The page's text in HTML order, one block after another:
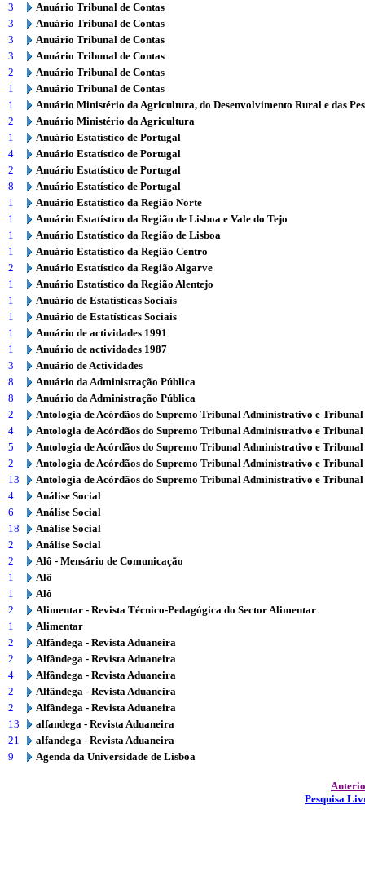
3
Anuário Tribunal de Contas
3
Anuário Tribunal de Contas
3
Anuário Tribunal de Contas
3
Anuário Tribunal de Contas
2
Anuário Tribunal de Contas
1
Anuário Tribunal de Contas
1
Anuário Ministério da Agricultura, do Desenvolvimento Rural e das
2
Anuário Ministério da Agricultura
1
Anuário Estatístico de Portugal
4
Anuário Estatístico de Portugal
2
Anuário Estatístico de Portugal
8
Anuário Estatístico de Portugal
1
Anuário Estatístico da Região Norte
1
Anuário Estatístico da Região de Lisboa e Vale do Tejo
1
Anuário Estatístico da Região de Lisboa
1
Anuário Estatístico da Região Centro
2
Anuário Estatístico da Região Algarve
1
Anuário Estatístico da Região Alentejo
1
Anuário de Estatísticas Sociais
1
Anuário de Estatísticas Sociais
1
Anuário de actividades 1991
1
Anuário de actividades 1987
3
Anuário de Actividades
8
Anuário da Administração Pública
8
Anuário da Administração Pública
2
Antologia de Acórdãos do Supremo Tribunal Administrativo e
4
Antologia de Acórdãos do Supremo Tribunal Administrativo e
5
Antologia de Acórdãos do Supremo Tribunal Administrativo e
2
Antologia de Acórdãos do Supremo Tribunal Administrativo e
13
Antologia de Acórdãos do Supremo Tribunal Administrativo e
4
Análise Social
6
Análise Social
18
Análise Social
2
Análise Social
2
Alô - Mensário de Comunicação
1
Alô
1
Alô
2
Alimentar - Revista Técnico-Pedagógica do Sector Alimentar
1
Alimentar
2
Alfândega - Revista Aduaneira
2
Alfândega - Revista Aduaneira
4
Alfândega - Revista Aduaneira
2
Alfândega - Revista Aduaneira
2
Alfândega - Revista Aduaneira
13
alfandega - Revista Aduaneira
21
alfandega - Revista Aduaneira
9
Agenda da Universidade de Lisboa
Pesquisa